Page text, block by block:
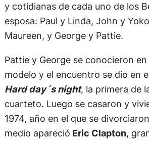
y cotidianas de cada uno de los
esposa: Paul y Linda, John y
Maureen, y George y Pattie.
Pattie y George se conocieron en
modelo y el encuentro se dio en
Hard day´s night, la primera de
cuarteto. Luego se casaron y
1974, año en el que se
medio apareció Eric Clapton,